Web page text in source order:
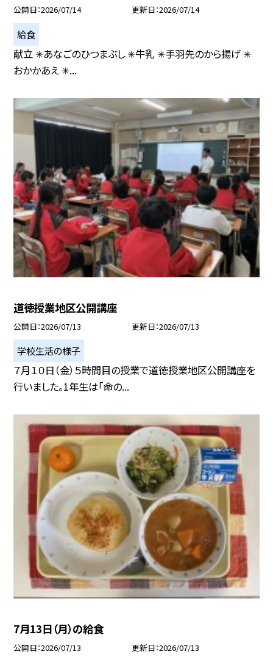
公開日 2026/07/14 更新日 2026/07/14
給食
献立 ✳︎あなごのひつまぶし ✳︎牛乳 ✳︎手羽先のから揚げ ✳︎
おかかあえ ✳...
道徳授業地区公開講座
公開日 2026/07/13 更新日 2026/07/13
学校生活の様子
７月１０日（金）５時間目の授業で道徳授業地区公開講座を
行いました。1年生は「命の...
7月13日（月）の給食
公開日 2026/07/13 更新日 2026/07/13